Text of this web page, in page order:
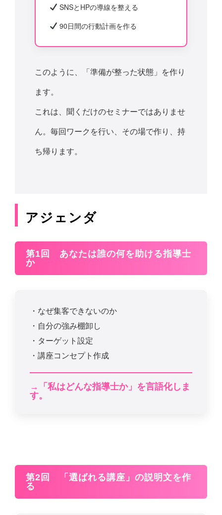
SNSとHPの導線を整える
90日間の行動計画を作る
このように、「準備が整った状態」を作り
ます。
これは、聞くだけのセミナーではありませ
ん。毎回ワークを行い、その場で作り、持
ち帰ります。
アジェンダ
第1回 あなたは誰の何を助ける指導士
か
・なぜ集客できないのか
・自分の強み棚卸し
・ターゲット設定
・講座コンセプト作成
→「私はどんな指導士か」を言語化しま
す。
第2回 「選ばれる講座」の説明文を作
る